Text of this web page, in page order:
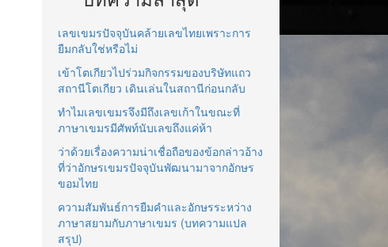
เลขเขมรปัจจุบันคล้ายเลขไทยเพราะการ
ยืมกลับใช่หรือไม่
เข้าโตเกียวไปร่วมกิจกรรมของบริษัทแถว
สถานีโตเกียว เดินเล่นในสถานีก่อนกลับ
ทำไมเลขเขมรจึงมีถึงเลขเก้าในขณะที่
ภาษาเขมรมีศัพท์นับเลขถึงแค่ห้า
ว่าด้วยเรื่องความน่าเชื่อถือของข้อกล่าวอ้าง
ที่ว่าอักษรเขมรปัจจุบันพัฒนามาจากอักษร
ขอมไทย
ความสัมพันธ์การยืมคำและอักษรระหว่าง
ภาษาสยามกับภาษาเขมร (บทความแปล
สรุป)